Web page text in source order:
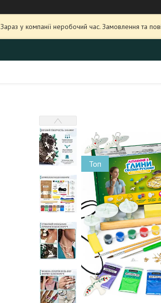
Зараз у компанії неробочий час. Замовлення та
Топ